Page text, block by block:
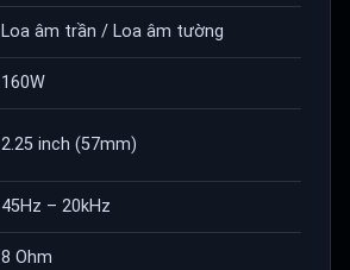
Loa âm trần / Loa âm tường
160W
2.25 inch (57mm)
45Hz – 20kHz
8 Ohm